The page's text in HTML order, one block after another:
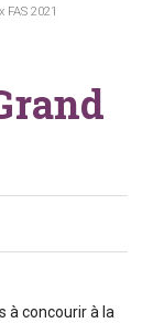
2021
à concourir à la